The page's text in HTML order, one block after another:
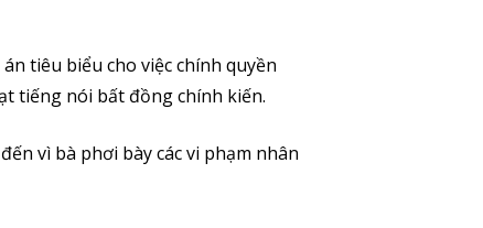
tiêu biểu cho việc chính quyền
tiếng nói bất đồng chính kiến.
vì bà phơi bày các vi phạm nhân